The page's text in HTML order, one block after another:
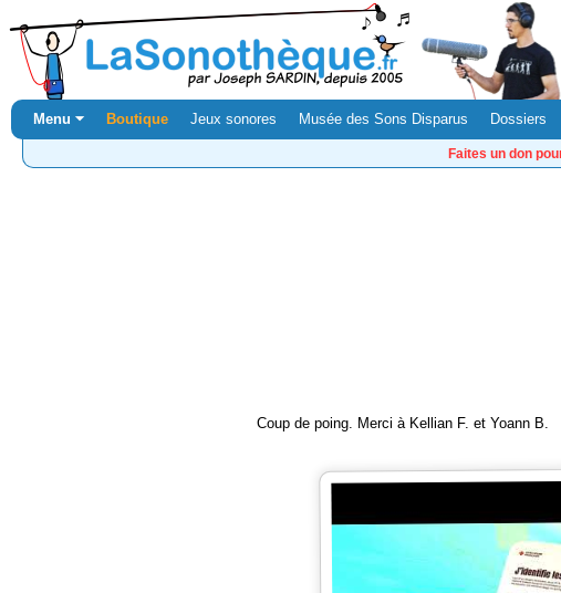
Menu ⏷ Boutique Jeux sonores Musée des Sons Disparus Dossiers
Faites un don
Coup de poing. Merci à Kellian F. et Yoann B.